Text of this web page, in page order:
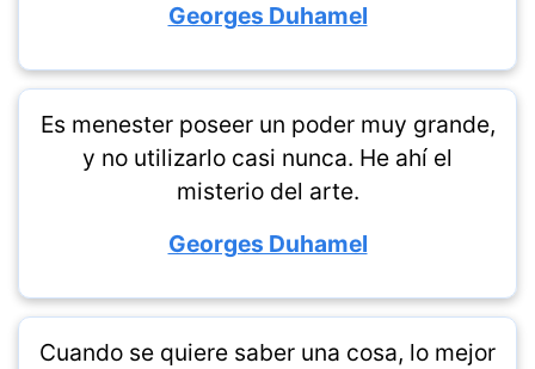
Georges Duhamel
Es menester poseer un poder muy grande,
y no utilizarlo casi nunca. He ahí el
misterio del arte.
Georges Duhamel
Cuando se quiere saber una cosa, lo mejor